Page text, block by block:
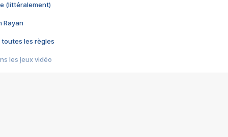
(littéralement)
Rayan
toutes les règles
les jeux vidéo